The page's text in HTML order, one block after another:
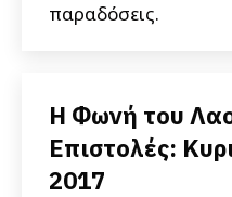
παραδόσεις.
Η Φωνή του
Επιστολές:
2017